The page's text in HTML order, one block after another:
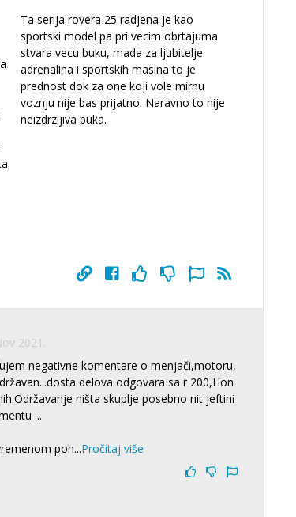
Ta serija rovera 25 radjena je kao
sportski model pa pri vecim obrtajuma
stvara vecu buku, mada za ljubitelje
adrenalina i sportskih masina to je
prednost dok za one koji vole mirnu
voznju nije bas prijatno. Naravno to nije
neizdrzljiva buka.
2021.
negativne komentare o menjači,motoru,
delova odgovara sa r 200,Hon
ništa skuplje posebno nit jeftini
...
poh...Pročitaj više